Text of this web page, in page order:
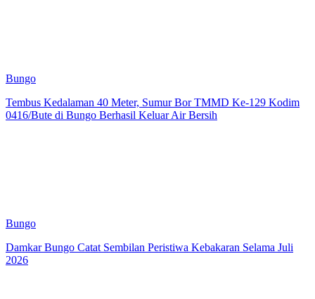
Bungo
Tembus Kedalaman 40 Meter, Sumur Bor TMMD Ke-129 Kodim
0416/Bute di Bungo Berhasil Keluar Air Bersih
Bungo
Damkar Bungo Catat Sembilan Peristiwa Kebakaran Selama Juli
2026